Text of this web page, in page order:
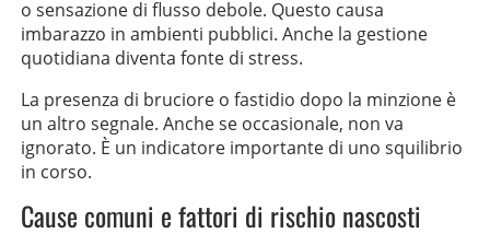
o sensazione di flusso debole. Questo causa
imbarazzo in ambienti pubblici. Anche la gestione
quotidiana diventa fonte di stress.
La presenza di bruciore o fastidio dopo la minzione è
un altro segnale. Anche se occasionale, non va
ignorato. È un indicatore importante di uno squilibrio
in corso.
Cause comuni e fattori di rischio nascosti